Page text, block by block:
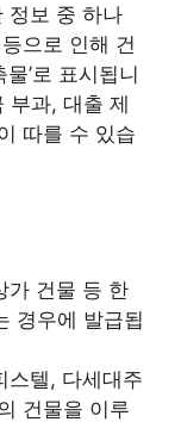
정보 중 하나
으로 인해 건
’로 표시됩니
부과, 대출 제
따를 수 있습
가 건물 등 한
경우에 발급됩
텔, 다세대주
건물을 이루